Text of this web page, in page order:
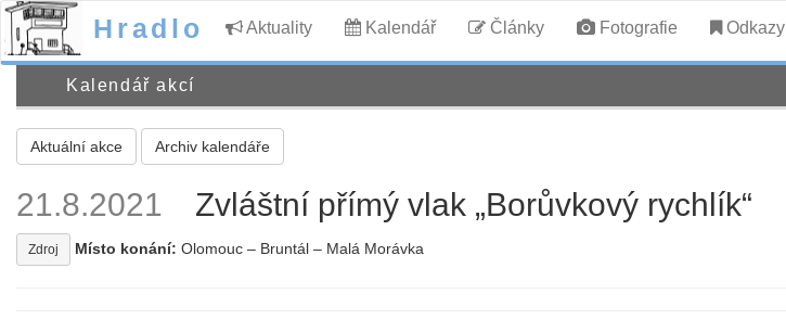
Hradlo Aktuality Kalendář Články Fotografie Odkazy
Kalendář akcí
Aktuální akce Archiv kalendáře
21.8.2021 Zvláštní přímý vlak „Borůvkový rychlík“
Zdroj Místo konání: Olomouc – Bruntál – Malá Morávka